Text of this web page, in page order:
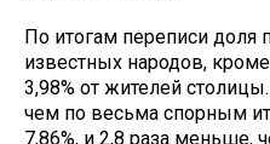
По итогам переписи доля
известных народов,
3,98% от жителей
чем по весьма спорным
7,86%, и 2,8 раза меньше,